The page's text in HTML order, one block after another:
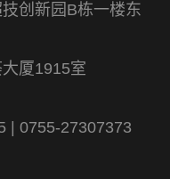
创新园B栋一楼东
厦1915室
| 0755-27307373